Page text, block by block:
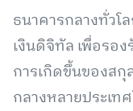
ธนาคารกลางทั่วโ
เงินดิจิทัล เพื่อรอ
การเกิดขึ้นของสกุ
กลางหลายประเท